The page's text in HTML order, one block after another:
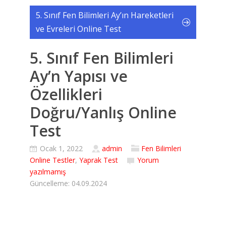
5. Sınıf Fen Bilimleri Ay’ın Hareketleri
ve Evreleri Online Test
5. Sınıf Fen Bilimleri
Ay’n Yapısı ve
Özellikleri
Doğru/Yanlış Online
Test
Ocak 1, 2022 admin
Fen Bilimleri
Online Testler, Yaprak Test
Yorum
yazılmamış
Güncelleme: 04.09.2024